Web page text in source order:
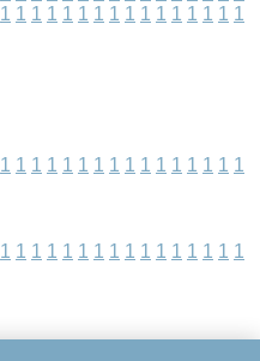
1 1 1 1 1 1 1 1 1 1 1 1 1 1 1 1
1 1 1 1 1 1 1 1 1 1 1 1 1 1 1 1
1 1 1 1 1 1 1 1 1 1 1 1 1 1 1 1